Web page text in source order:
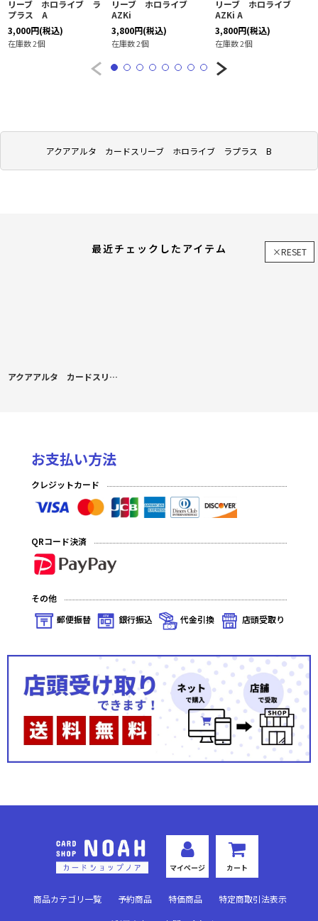
アクアアルタ カードスリーブ ホロライブ ラプラス B
リーブ ホロライブ ラ
プラス A
3,000円(税込)
在庫数 2個
リーブ ホロライブ
AZKi
3,800円(税込)
在庫数 2個
リーブ ホロライブ
AZKi A
3,800円(税込)
在庫数 2個
最近チェックしたアイテム ×RESET
アクアアルタ カードスリーブ ホロライブ ラプラス B
お支払い方法
クレジットカード
QRコード決済
その他
郵便振替
銀行振込 代金引換 店頭受取り
マイページ カート
商品カテゴリ一覧 予約商品 特価商品 特定商取引法表示